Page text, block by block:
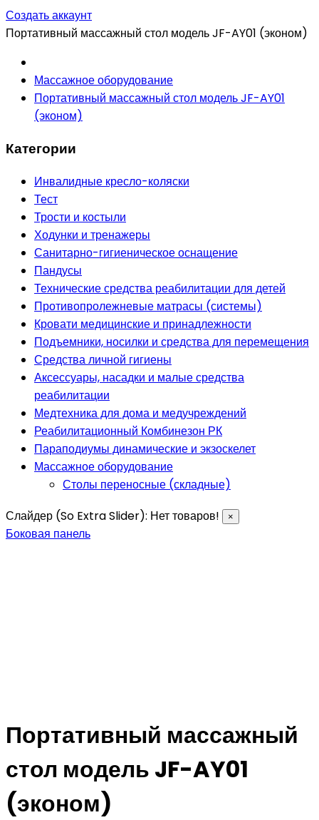
Создать аккаунт
Портативный массажный стол модель JF-AY01 (эконом)
Массажное оборудование
Портативный массажный стол модель JF-AY01
(эконом)
Категории
Инвалидные кресло-коляски
Тест
Трости и костыли
Ходунки и тренажеры
Санитарно-гигиеническое оснащение
Пандусы
Технические средства реабилитации для детей
Противопролежневые матрасы (системы)
Кровати медицинские и принадлежности
Подъемники, носилки и средства для перемещения
Средства личной гигиены
Аксессуары, насадки и малые средства
реабилитации
Медтехника для дома и медучреждений
Реабилитационный Комбинезон РК
Параподиумы динамические и экзоскелет
Массажное оборудование
Столы переносные (складные)
Слайдер (So Extra Slider): Нет товаров!
×
Боковая панель
Портативный массажный
стол модель JF-AY01
(эконом)